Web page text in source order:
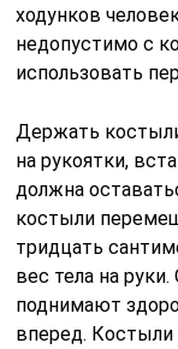
ходунков
недопустимо с
использовать
Держать
на рукоятки,
должна
костыли
тридцать
вес тела на
поднимают
вперед. Костыли